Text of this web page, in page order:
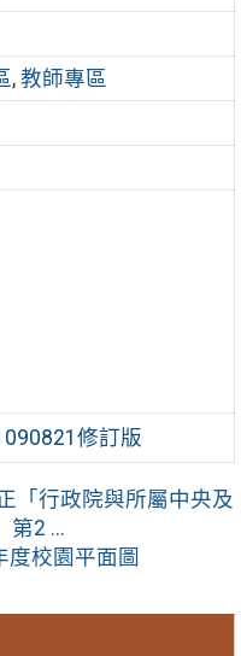
, 教師專區
修訂版
「行政院與所屬中央及
第2 ...
度校園平面圖